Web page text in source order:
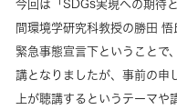
今回は「SDGs実現への期待
間環境学研究科教授の勝田 悟
緊急事態宣言下ということで
講となりましたが、事前の
上が聴講するというテーマ